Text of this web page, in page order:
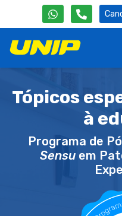
Tópicos
à
Programa de
Sensuem